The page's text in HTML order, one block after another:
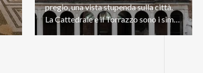
pregio, una vista stupenda sulla città.
La Cattedrale e il Torrazzo sono i simboli di Cremona